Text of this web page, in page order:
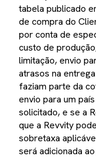
tabela publicado
de compra do
por conta de
custo de
limitação, envio
atrasos na
faziam parte da
envio para um
solicitado, e se a
que a Revvity
sobretaxa
será adicionada